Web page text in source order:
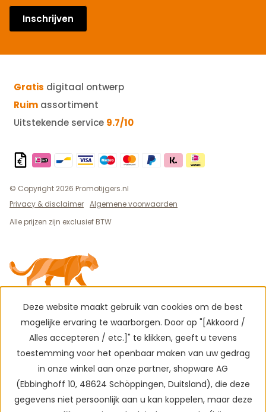
Inschrijven
Gratis digitaal ontwerp
Ruim assortiment
Uitstekende service 9.7/10
© Copyright 2026 Promotijgers.nl
Privacy & disclaimer Algemene voorwaarden
Alle prijzen zijn exclusief BTW
Deze website maakt gebruik van cookies om de best
mogelijke ervaring te waarborgen. Door op "[Akkoord /
Alles accepteren / etc.]" te klikken, geeft u tevens
toestemming voor het openbaar maken van uw gedrag
in onze winkel aan onze partner, shopware AG
(Ebbinghoff 10, 48624 Schöppingen, Duitsland), die deze
gegevens niet persoonlijk aan u kan koppelen, maar deze